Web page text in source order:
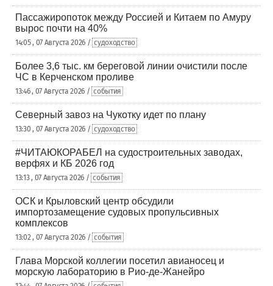
Пассажиропоток между Россией и Китаем по Амуру
вырос почти на 40%
14:05 , 07 Августа 2026 / судоходство
Более 3,6 тыс. км береговой линии очистили после
ЧС в Керченском проливе
13:46 , 07 Августа 2026 / события
Северный завоз на Чукотку идет по плану
13:30 , 07 Августа 2026 / судоходство
#ЧИТАЮКОРАБЕЛ на судостроительных заводах,
верфях и КБ 2026 год
13:13 , 07 Августа 2026 / события
ОСК и Крыловский центр обсудили
импортозамещение судовых пропульсивных
комплексов
13:02 , 07 Августа 2026 / события
Глава Морской коллегии посетил авианосец и
морскую лабораторию в Рио-де-Жанейро